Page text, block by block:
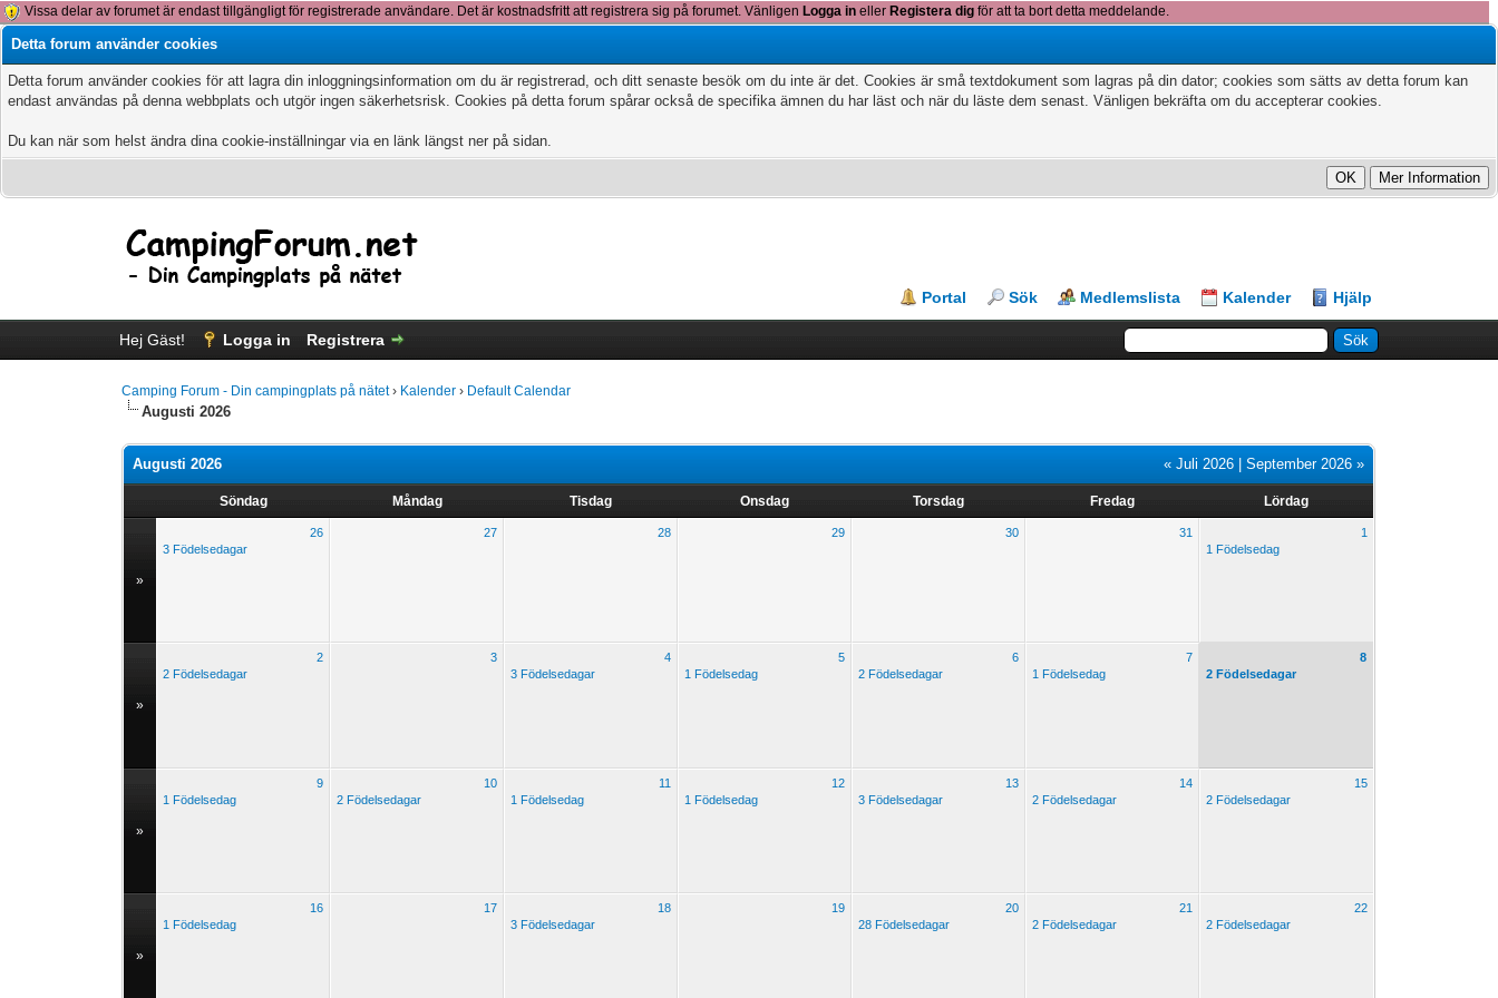
Vissa delar av forumet är endast tillgängligt för registrerade användare. Det är kostnadsfritt att registrera sig på forumet. Vänligen Logga in eller Registera dig för att ta bort detta meddelande.
Detta forum använder cookies
Detta forum använder cookies för att lagra din inloggningsinformation om du är registrerad, och ditt senaste besök om du inte är det. Cookies är små textdokument som lagras på din dator; cookies som sätts av detta forum kan
endast användas på denna webbplats och utgör ingen säkerhetsrisk. Cookies på detta forum spårar också de specifika ämnen du har läst och när du läste dem senast. Vänligen bekräfta om du accepterar cookies.
Du kan när som helst ändra dina cookie-inställningar via en länk längst ner på sidan.
Portal Sök Medlemslista Kalender Hjälp
Hej Gäst! Logga in Registrera
Camping Forum - Din campingplats på nätet› Kalender › Default Calendar
Augusti 2026
« Juli 2026 |September 2026 »
Augusti 2026
Söndag Måndag Tisdag Onsdag Torsdag Fredag Lördag
»
26
3 Födelsedagar
27 28 29 30 31
1
1 Födelsedag
»
2
2 Födelsedagar
3
4
3 Födelsedagar
5
1 Födelsedag
6
2 Födelsedagar
7
1 Födelsedag
8
2 Födelsedagar
»
9
1 Födelsedag
10
2 Födelsedagar
11
1 Födelsedag
12
1 Födelsedag
13
3 Födelsedagar
14
2 Födelsedagar
15
2 Födelsedagar
»
16
1 Födelsedag
17
18
3 Födelsedagar
19
20
28 Födelsedagar
21
2 Födelsedagar
22
2 Födelsedagar